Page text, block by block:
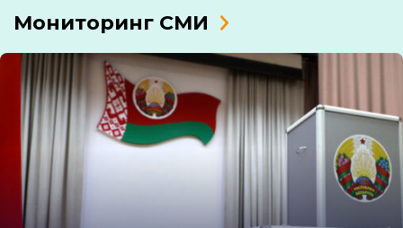
Мониторинг СМИ